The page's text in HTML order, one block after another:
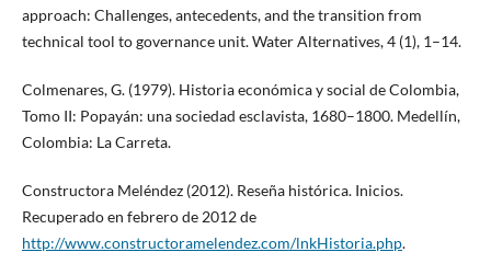
approach: Challenges, antecedents, and the transition from
technical tool to governance unit. Water Alternatives, 4 (1), 1–14.
Colmenares, G. (1979). Historia económica y social de Colombia,
Tomo II: Popayán: una sociedad esclavista, 1680–1800. Medellín,
Colombia: La Carreta.
Constructora Meléndez (2012). Reseña histórica. Inicios.
Recuperado en febrero de 2012 de
http://www.constructoramelendez.com/lnkHistoria.php.